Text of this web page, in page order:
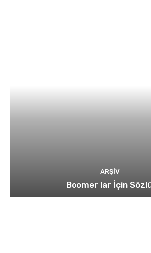
ARŞIV
Boomer lar İçin